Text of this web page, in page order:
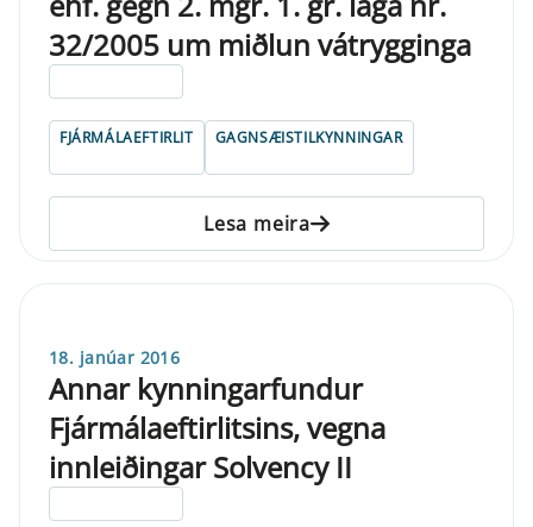
32/2005 um miðlun vátrygginga
FJÁRMÁLAEFTIRLIT GAGNSÆISTILKYNNINGAR
Lesa meira
18. janúar 2016
Annar kynningarfundur
Fjármálaeftirlitsins, vegna
innleiðingar Solvency II